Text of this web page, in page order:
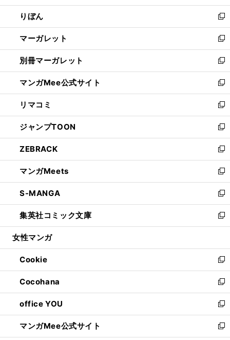
開
く
ウ
で
開
く
ン
ド
ウ
で
開
く
ウ
ィ
ン
ド
ウ
で
開
く
りぼん
新
し
い
ウ
ィ
ン
ド
ウ
で
開
く
マーガレット
新
し
い
ウ
ィ
ン
ド
ウ
で
開
く
別冊マーガレット
新
し
い
ウ
ィ
ン
ド
ウ
で
開
く
マンガMee公式サイト
新
し
い
ウ
ィ
ン
ド
ウ
で
開
く
リマコミ
新
し
い
ウ
ィ
ン
ド
ウ
で
開
く
ジャンプTOON
新
し
い
ウ
ィ
ン
ド
ウ
で
開
ZEBRACK
新
し
い
ウ
ィ
ン
ド
ウ
開
く
マンガMeets
新
し
い
ウ
ィ
ン
ウ
で
開
く
S-MANGA
新
し
い
ウ
ン
ド
ウ
で
開
く
集英社コミック文庫
新
し
ウ
ィ
ン
ド
ウ
で
開
く
女性マンガ
Cookie
新
し
い
ウ
ィ
ン
ド
ウ
Cocohana
新
し
い
ウ
ィ
ン
office YOU
新
し
い
マンガMee公式サイト
新